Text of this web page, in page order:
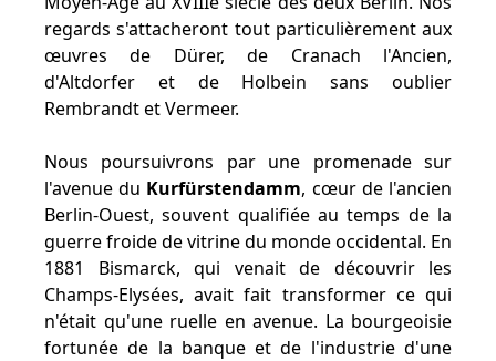
regards s'attacheront tout particulièrement aux
œuvres de Dürer, de Cranach l'Ancien,
d'Altdorfer et de Holbein sans oublier
Rembrandt et Vermeer.
Nous poursuivrons par une promenade sur
l'avenue du Kurfürstendamm, cœur de l'ancien
Berlin-Ouest, souvent qualifiée au temps de la
guerre froide de vitrine du monde occidental. En
1881 Bismarck, qui venait de découvrir les
Champs-Elysées, avait fait transformer ce qui
n'était qu'une ruelle en avenue. La bourgeoisie
fortunée de la banque et de l'industrie d'une